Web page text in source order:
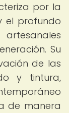
por la
el profundo
Su
de las
y tintura,
de manera